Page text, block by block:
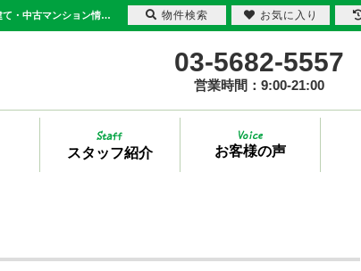
日別一覧【2025年12月5日】 | 足立区・葛飾区の不動産は三敬商事(サンケイ商事) - 新築一戸建て・中古一戸建て・中古マンション情報多数取り扱い
03-5682-5557
営業時間：9:00-21:00
スタッフ紹介 お客様の声
物件検索 お気に入り